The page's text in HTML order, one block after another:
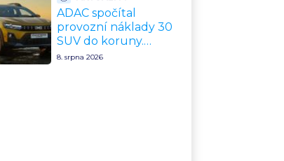
ADAC spočítal
provozní náklady 30
SUV do koruny.
Nejlevnější vyjde na
8. srpna 2026